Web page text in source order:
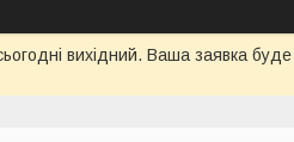
вихідний. Ваша заявка